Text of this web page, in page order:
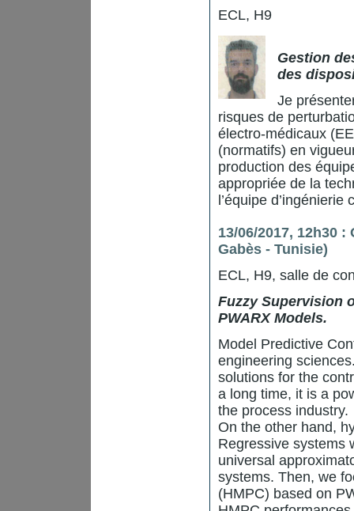
ECL, H9
Gestion
des
Je
risques de
électro-médicaux
(normatifs) en
production des
appropriée de la
l’équipe
13/06/2017, 12h30
Gabès - Tunisie)
ECL, H9, salle de
Fuzzy Supervision
PWARX Models.
Model Predictive
engineering
solutions for the
a long time, it is a
the process industry.
On the other hand,
Regressive systems
universal
systems. Then, we
(HMPC) based on